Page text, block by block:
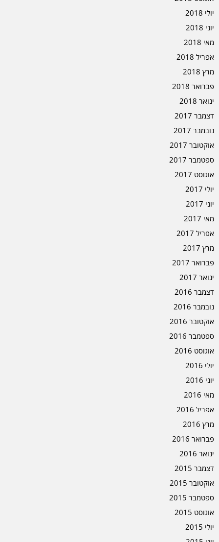
יולי 2018
יוני 2018
מאי 2018
אפריל 2018
מרץ 2018
פברואר 2018
ינואר 2018
דצמבר 2017
נובמבר 2017
אוקטובר 2017
ספטמבר 2017
אוגוסט 2017
יולי 2017
יוני 2017
מאי 2017
אפריל 2017
מרץ 2017
פברואר 2017
ינואר 2017
דצמבר 2016
נובמבר 2016
אוקטובר 2016
ספטמבר 2016
אוגוסט 2016
יולי 2016
יוני 2016
מאי 2016
אפריל 2016
מרץ 2016
פברואר 2016
ינואר 2016
דצמבר 2015
אוקטובר 2015
ספטמבר 2015
אוגוסט 2015
יולי 2015